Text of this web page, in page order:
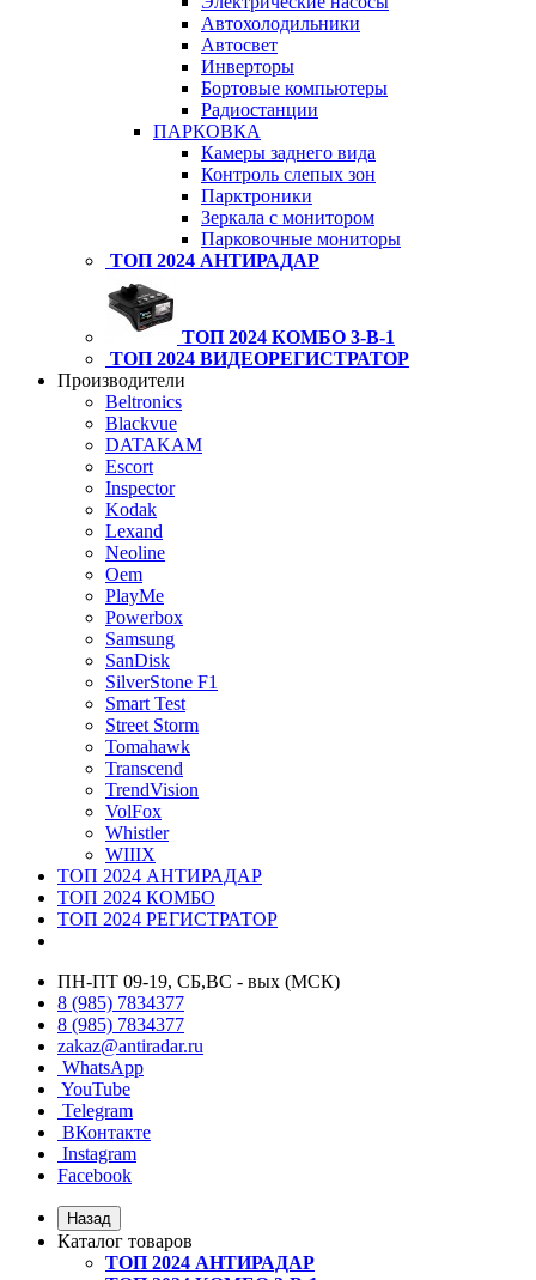
Автохолодильники
Автосвет
Инверторы
Бортовые компьютеры
Радиостанции
ПАРКОВКА
Камеры заднего вида
Контроль слепых зон
Парктроники
Зеркала с монитором
Парковочные мониторы
ТОП 2024 АНТИРАДАР
ТОП 2024 КОМБО 3-В-1
ТОП 2024 ВИДЕОРЕГИСТРАТОР
Производители
Beltronics
Blackvue
DATAKAM
Escort
Inspector
Kodak
Lexand
Neoline
Oem
PlayMe
Powerbox
Samsung
SanDisk
SilverStone F1
Smart Test
Street Storm
Tomahawk
Transcend
TrendVision
VolFox
Whistler
WIIIX
ТОП 2024 АНТИРАДАР
ТОП 2024 КОМБО
ТОП 2024 РЕГИСТРАТОР
ПН-ПТ 09-19, СБ,ВС - вых (МСК)
8 (985) 7834377
8 (985) 7834377
zakaz@antiradar.ru
WhatsApp
YouTube
Telegram
ВКонтакте
Instagram
Facebook
Назад
Каталог товаров
ТОП 2024 АНТИРАДАР